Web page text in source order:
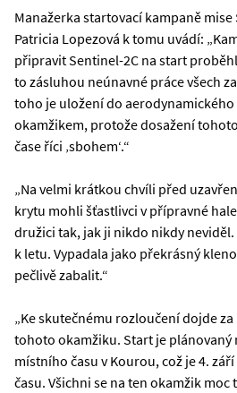
Manažerka startovací kampaně mise
Patricia Lopezová k tomu uvádí:
připravit Sentinel-2C na start
to zásluhou neúnavné práce všech
toho je uložení do
okamžikem, protože dosažení
čase říci ‚sbohem‘.“
„Na velmi krátkou chvíli před
krytu mohli šťastlivci v přípravné
družici tak, jak ji nikdo nikdy
k letu. Vypadala jako překrásný
pečlivě zabalit.“
„Ke skutečnému rozloučení dojde
tohoto okamžiku. Start je plánovaný
místního času v Kourou, což je 4.
času. Všichni se na ten okamžik moc